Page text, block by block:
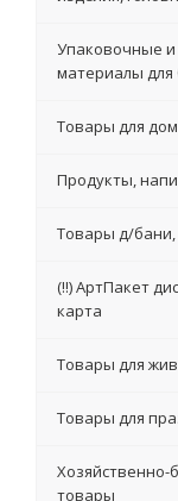
Упаковочные
материалы для
Товары для
Продукты,
Товары д/
(!!) АртПакет
карта
Товары для
Товары для
товары